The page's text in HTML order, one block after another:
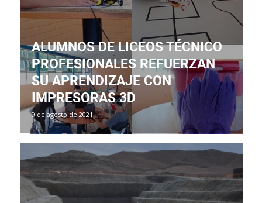
ALUMNOS DE LICEOS TÉCNICO
PROFESIONALES REFUERZAN
SU APRENDIZAJE CON
IMPRESORAS 3D
9 de agosto de 2021